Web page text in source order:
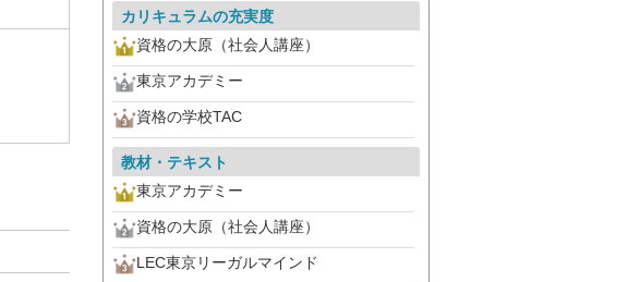
カリキュラムの充実度
資格の大原（社会人講座）
東京アカデミー
資格の学校TAC
教材・テキスト
東京アカデミー
資格の大原（社会人講座）
LEC東京リーガルマインド